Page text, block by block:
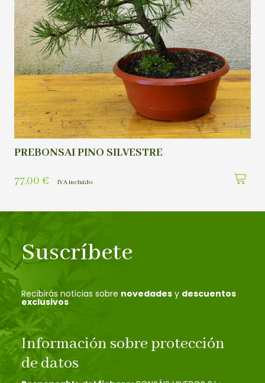
PREBONSAI PINO SILVESTRE
77,00 € IVA incluído
Suscríbete
Recibirás noticias sobre novedades y descuentos
exclusivos
Información sobre protección
de datos